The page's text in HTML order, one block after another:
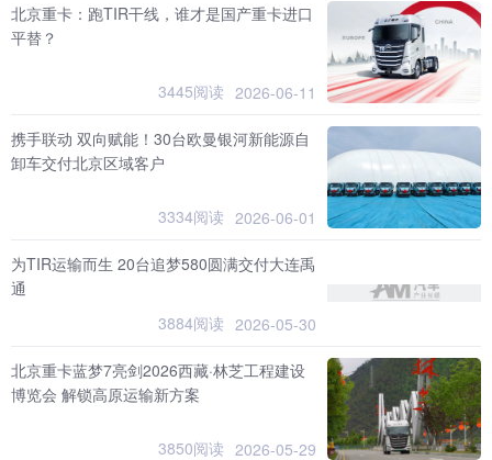
北京重卡：跑TIR干线，谁才是国产重卡进口
平替？
3445阅读 2026-06-11
携手联动 双向赋能！30台欧曼银河新能源自
卸车交付北京区域客户
3334阅读 2026-06-01
为TIR运输而生 20台追梦580圆满交付大连禹
通
3884阅读 2026-05-30
北京重卡蓝梦7亮剑2026西藏·林芝工程建设
博览会 解锁高原运输新方案
3850阅读 2026-05-29